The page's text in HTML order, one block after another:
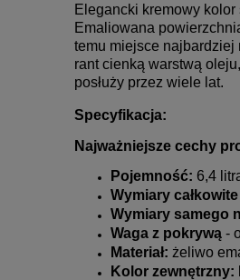
Elegancki kremowy
Emaliowana
temu miejsce najbardziej
rant cienką warstwą
posłuży przez wiele lat.
Specyfikacja:
Najważniejsze cechy
Pojemność: 6,4
Wymiary
Wymiary samego
Waga z pokrywą -
Materiał: żeliwo
Kolor zewnętrzny: